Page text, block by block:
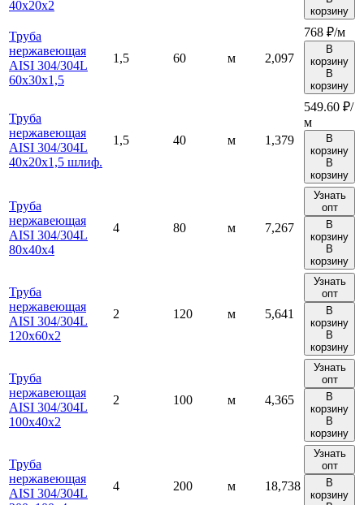
40х20х2
корзину
Труба
нержавеющая
AISI 304/304L
60х30х1,5
1,5 60 м 2,097
768 ₽/м
В
корзину
В
корзину
Труба
нержавеющая
AISI 304/304L
40х20х1,5 шлиф.
1,5 40 м 1,379
549.60 ₽/
м
В
корзину
В
корзину
Труба
нержавеющая
AISI 304/304L
80х40х4
4 80 м 7,267
Узнать
опт
В
корзину
В
корзину
Труба
нержавеющая
AISI 304/304L
120х60х2
2 120 м 5,641
Узнать
опт
В
корзину
В
корзину
Труба
нержавеющая
AISI 304/304L
100х40х2
2 100 м 4,365
Узнать
опт
В
корзину
В
корзину
Труба
нержавеющая
AISI 304/304L
4 200 м 18,738
Узнать
опт
В
корзину